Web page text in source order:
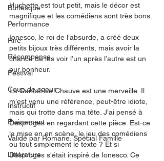
Burlesque
Performance
Rire
Récompense
Festival
Coup de coeur
Instructif
Événement
Validé par Romane. Spécial Famille
Littérature
Huchette est tout petit, mais le décor est
magnifique et les comédiens sont très bons.
Ionesco, le roi de l’absurde, a créé deux
petits bijoux très différents, mais avoir la
chance de les voir l’un après l’autre est un
pur bonheur.
La Cantatrice Chauve est une merveille. Il
m’est venu une référence, peut-être idiote,
mais qui trotte dans ma tête. J’ai pensé à
Desproges en regardant cette pièce. Est-ce
la mise en en scène, le jeu des comédiens
ou tout simplement le texte ? Et si
Desproges s'était inspiré de Ionesco. Ce